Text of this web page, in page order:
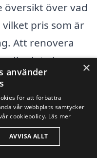
över vad
pris som är
Att renovera
inte bara
handlar också
för att
kvalitet i
×
använder
för att förbättra
vår webbplats samtycker
cookiepolicy. Läs mer
AVVISA ALLT